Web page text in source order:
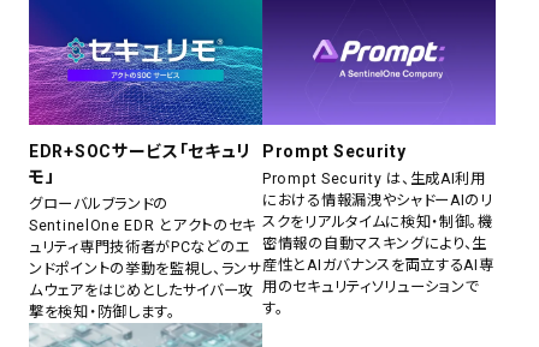
EDR+SOCサービス「セキュリ
モ」
グローバルブランドの
SentinelOne EDR とアクトのセキ
ュリティ専門技術者がPCなどのエ
ンドポイントの挙動を監視し、ランサ
ムウェアをはじめとしたサイバー攻
撃を検知・防御します。
Prompt Security
Prompt Security は、生成AI利用
における情報漏洩やシャドーAIのリ
スクをリアルタイムに検知・制御。機
密情報の自動マスキングにより、生
産性とAIガバナンスを両立するAI専
用のセキュリティソリューションで
す。